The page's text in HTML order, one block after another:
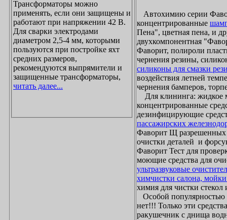
Трансформаторы можно
применять, если они защищены и
работают при напряжении 42 В.
Для сварки электродами
диаметром 2,5-4 мм, которыми
пользуются при постройке яхт
средних размеров,
рекомендуются выпрямители и
защищенные трансформаторы,
читать далее...
Автохимию серии
концентрированные
Пена", цветная пена, и
двухкомпонентная
Фаворит, полироли
чернения резины,
силиконы для смазки
воздействия летней
чернения бамперов,
Для клининга: жидкое
концентрированные
дезинфицирующие
пассажирских
Фаворит Щ
очистки деталей и
Фаворит Тест для
моющие средства для
ультразвуковые
химчистки салона,
химия для чистки стекол
Особой популярностью
нет!!! Только эти
ракушечник с днища